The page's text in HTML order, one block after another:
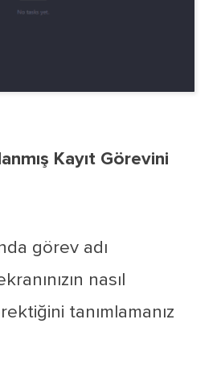
Kayıt Görevini
görev adı
nasıl
tanımlamanız